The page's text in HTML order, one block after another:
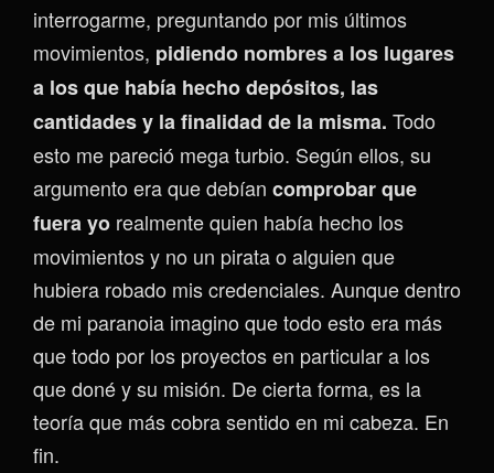
interrogarme, preguntando por mis últimos
movimientos, pidiendo nombres a los lugares
a los que había hecho depósitos, las
cantidades y la finalidad de la misma. Todo
esto me pareció mega turbio. Según ellos, su
argumento era que debían comprobar que
fuera yo realmente quien había hecho los
movimientos y no un pirata o alguien que
hubiera robado mis credenciales. Aunque dentro
de mi paranoia imagino que todo esto era más
que todo por los proyectos en particular a los
que doné y su misión. De cierta forma, es la
teoría que más cobra sentido en mi cabeza. En
fin.